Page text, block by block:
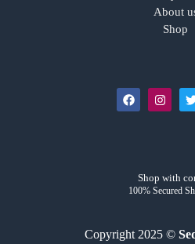
About
Shop
Shop with
100% Secured
Copyright 2025 ©